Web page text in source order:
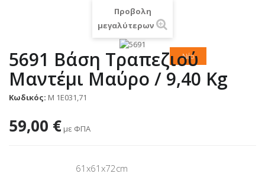
Νέο
Προβολη
μεγαλύτερων
5691 Βάση Τραπεζιού
Μαντέμι Μαύρο / 9,40 Kg
Κωδικός: M 1Ε031,71
59,00 € με ΦΠΑ
61x61x72cm